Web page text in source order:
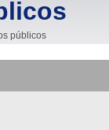
públicos